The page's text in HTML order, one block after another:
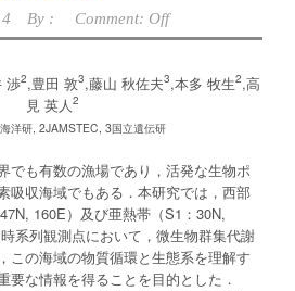
By : Comment: Off
渉2,豊田 敦3,藤山 秋佐夫3,本多 牧生2,高
見 英人 2
洋研, 2JAMSTEC, 3国立遺伝研
でも有数の漁場であり，活発な生物ポ
吸収海域でもある．本研究では，西部
160E）及び亜熱帯（S1：30N,
系列観測点において，微生物群集代謝
この海域の物質循環と生態系を理解す
要な情報を得ることを目的とした．